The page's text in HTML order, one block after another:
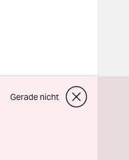
Gerade nicht